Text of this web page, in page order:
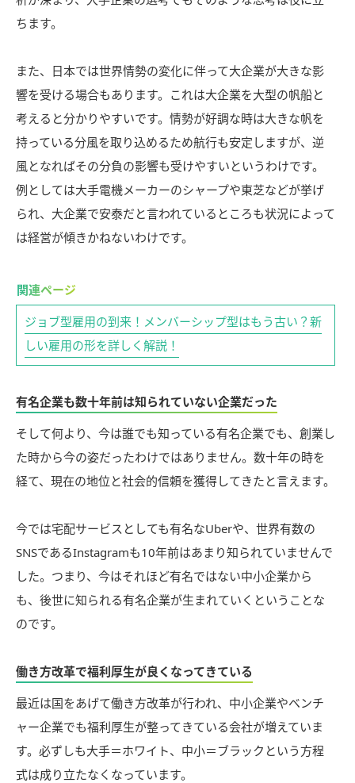
ちます。
また、日本では世界情勢の変化に伴って大企業が大きな影
響を受ける場合もあります。これは大企業を大型の帆船と
考えると分かりやすいです。情勢が好調な時は大きな帆を
持っている分風を取り込めるため航行も安定しますが、逆
風となればその分負の影響も受けやすいというわけです。
例としては大手電機メーカーのシャープや東芝などが挙げ
られ、大企業で安泰だと言われているところも状況によって
は経営が傾きかねないわけです。
ジョブ型雇用の到来！メンバーシップ型はもう古い？新
しい雇用の形を詳しく解説！
有名企業も数十年前は知られていない企業だった
そして何より、今は誰でも知っている有名企業でも、創業し
た時から今の姿だったわけではありません。数十年の時を
経て、現在の地位と社会的信頼を獲得してきたと言えます。
今では宅配サービスとしても有名なUberや、世界有数の
SNSであるInstagramも10年前はあまり知られていませんで
した。つまり、今はそれほど有名ではない中小企業から
も、後世に知られる有名企業が生まれていくということな
のです。
働き方改革で福利厚生が良くなってきている
最近は国をあげて働き方改革が行われ、中小企業やベンチ
ャー企業でも福利厚生が整ってきている会社が増えていま
す。必ずしも大手＝ホワイト、中小＝ブラックという方程
式は成り立たなくなっています。